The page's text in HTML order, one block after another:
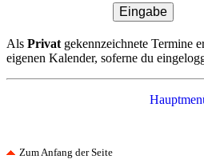
Als Privatgekennzeichnete Termine
eigenen Kalender, soferne du
Zum Anfang der Seite